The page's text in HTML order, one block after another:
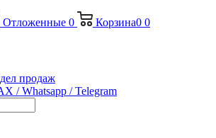
Отложенные 0 Корзина0 0
продаж
/ Whatsapp / Telegram